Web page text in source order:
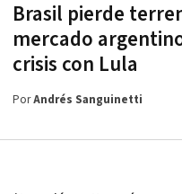
Brasil pierde
mercado
crisis con Lula
PorAndrés Sanguinetti